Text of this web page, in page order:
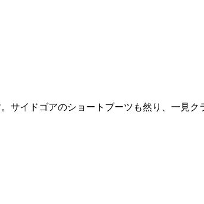
サイドゴアのショートブーツも然り、一見ク